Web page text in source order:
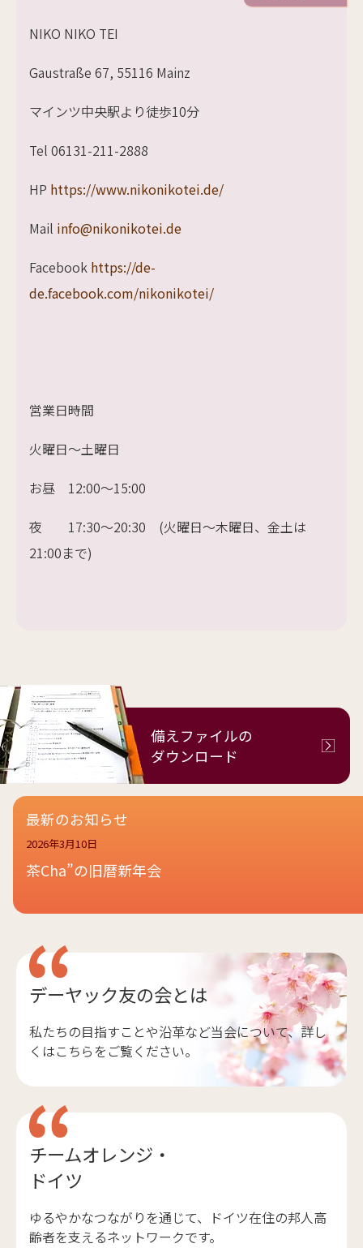
NIKO NIKO TEI
Gaustraße 67, 55116 Mainz
マインツ中央駅より徒歩10分
Tel 06131-211-2888
HP https://www.nikonikotei.de/
Mail info@nikonikotei.de
Facebook https://de-
de.facebook.com/nikonikotei/
営業日時間
火曜日～土曜日
お昼 12:00～15:00
夜 17:30～20:30 (火曜日～木曜日、金土は
21:00まで)
備えファイルの
ダウンロード
最新のお知らせ
2026年3月10日
茶Cha”の旧暦新年会
デーヤック友の会とは
私たちの目指すことや沿革など当会について、詳し
くはこちらをご覧ください。
チームオレンジ・
ドイツ
ゆるやかなつながりを通じて、ドイツ在住の邦人高
齢者を支えるネットワークです。